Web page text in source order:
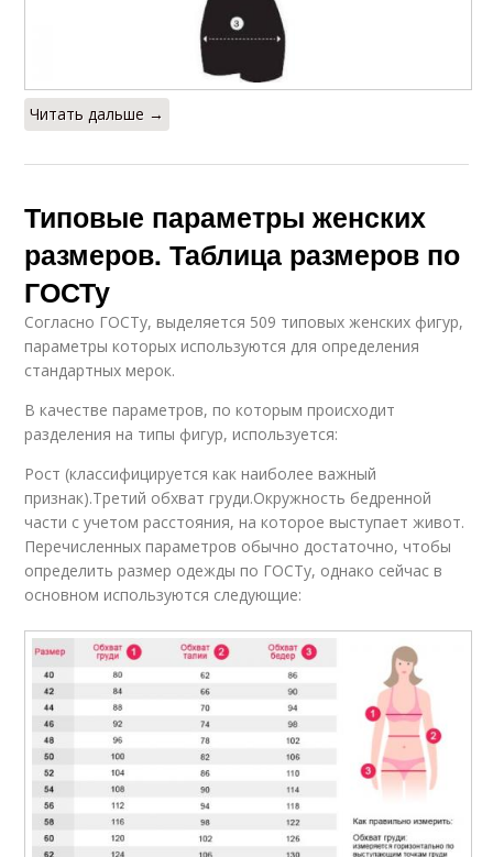
Читать дальше →
Типовые параметры женских
размеров. Таблица размеров по
ГОСТу
Согласно ГОСТу, выделяется 509 типовых женских фигур,
параметры которых используются для определения
стандартных мерок.
В качестве параметров, по которым происходит
разделения на типы фигур, используется:
Рост (классифицируется как наиболее важный
признак).Третий обхват груди.Окружность бедренной
части с учетом расстояния, на которое выступает живот.
Перечисленных параметров обычно достаточно, чтобы
определить размер одежды по ГОСТу, однако сейчас в
основном используются следующие: